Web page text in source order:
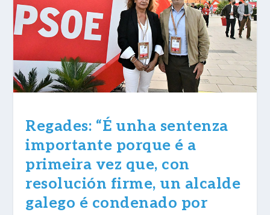
Regades: “É unha sentenza
importante porque é a
primeira vez que, con
resolución firme, un alcalde
galego é condenado por